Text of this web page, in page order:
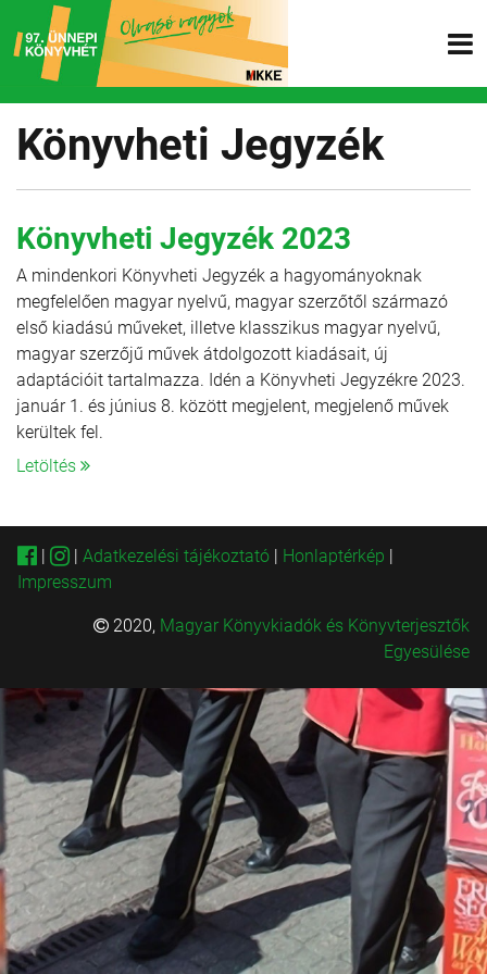
Könyvheti Jegyzék
Könyvheti Jegyzék 2023
A mindenkori Könyvheti Jegyzék a hagyományoknak
megfelelően magyar nyelvű, magyar szerzőtől származó
első kiadású műveket, illetve klasszikus magyar nyelvű,
magyar szerzőjű művek átdolgozott kiadásait, új
adaptációit tartalmazza. Idén a Könyvheti Jegyzékre 2023.
január 1. és június 8. között megjelent, megjelenő művek
kerültek fel.
Letöltés
| | Adatkezelési tájékoztató | Honlaptérkép |
Impresszum
2020, Magyar Könyvkiadók és Könyvterjesztők
Egyesülése